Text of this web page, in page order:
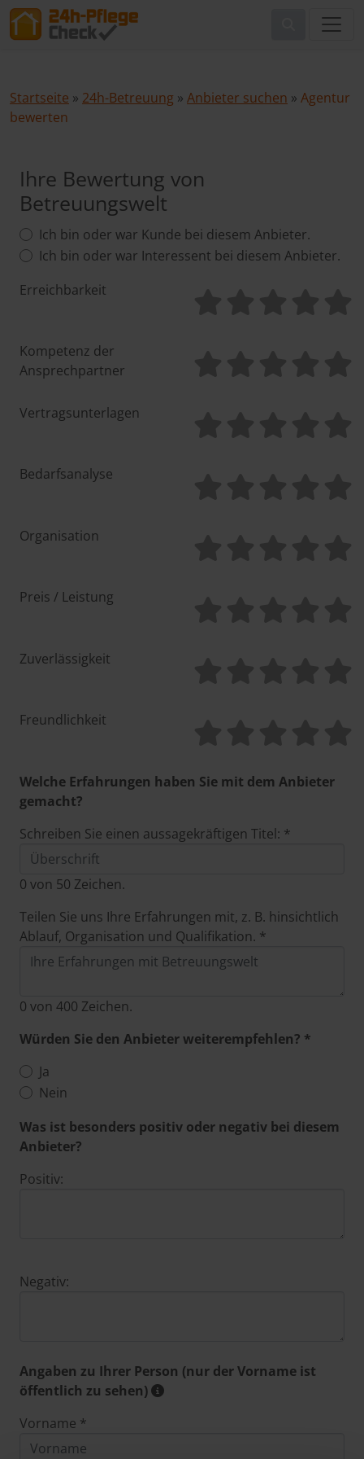
Startseite » 24h-Betreuung » Anbieter suchen » Agentur
bewerten
Ihre Bewertung von
Betreuungswelt
Ich bin oder war Kunde bei diesem Anbieter.
Ich bin oder war Interessent bei diesem Anbieter.
Erreichbarkeit
Kompetenz der
Ansprechpartner
Vertragsunterlagen
Bedarfsanalyse
Organisation
Preis / Leistung
Zuverlässigkeit
Freundlichkeit
Welche Erfahrungen haben Sie mit dem Anbieter
gemacht?
Schreiben Sie einen aussagekräftigen Titel: *
0 von 50 Zeichen.
Teilen Sie uns Ihre Erfahrungen mit, z. B. hinsichtlich
Ablauf, Organisation und Qualifikation. *
0 von 400 Zeichen.
Würden Sie den Anbieter weiterempfehlen? *
Ja
Nein
Was ist besonders positiv oder negativ bei diesem
Anbieter?
Positiv:
Negativ:
Angaben zu Ihrer Person (nur der Vorname ist
öffentlich zu sehen)
Vorname *